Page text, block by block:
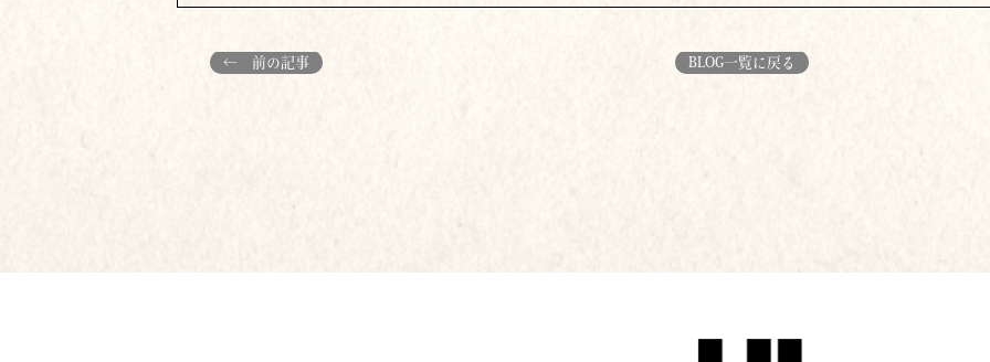
← 前の記事 BLOG一覧に戻る